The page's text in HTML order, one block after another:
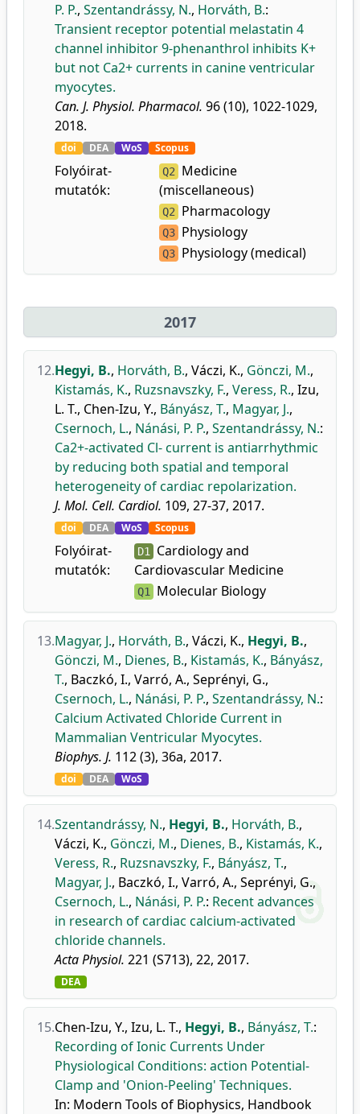
P. P., Szentandrássy, N., Horváth, B.:
Transient receptor potential melastatin 4
channel inhibitor 9-phenanthrol inhibits K+
but not Ca2+ currents in canine ventricular
myocytes.
Can. J. Physiol. Pharmacol. 96 (10), 1022-1029,
2018.
doi DEA WoS Scopus
Folyóirat-
mutatók:
Q2
Medicine
(miscellaneous)
Q2 Pharmacology
Q3 Physiology
Q3 Physiology (medical)
2017
12.Hegyi, B., Horváth, B., Váczi, K., Gönczi, M.,
Kistamás, K., Ruzsnavszky, F., Veress, R., Izu,
L. T., Chen-Izu, Y., Bányász, T., Magyar, J.,
Csernoch, L., Nánási, P. P., Szentandrássy, N.:
Ca2+-activated Cl- current is antiarrhythmic
by reducing both spatial and temporal
heterogeneity of cardiac repolarization.
J. Mol. Cell. Cardiol. 109, 27-37, 2017.
doi DEA WoS Scopus
Folyóirat-
mutatók:
D1 Cardiology and
Cardiovascular Medicine
Q1 Molecular Biology
13.Magyar, J., Horváth, B., Váczi, K., Hegyi, B.,
Gönczi, M., Dienes, B., Kistamás, K., Bányász,
T., Baczkó, I., Varró, A., Seprényi, G.,
Csernoch, L., Nánási, P. P., Szentandrássy, N.:
Calcium Activated Chloride Current in
Mammalian Ventricular Myocytes.
Biophys. J. 112 (3), 36a, 2017.
doi DEA WoS
14.Szentandrássy, N., Hegyi, B., Horváth, B.,
Váczi, K., Gönczi, M., Dienes, B., Kistamás, K.,
Veress, R., Ruzsnavszky, F., Bányász, T.,
Magyar, J., Baczkó, I., Varró, A., Seprényi, G.,
Csernoch, L., Nánási, P. P.: Recent advances
in research of cardiac calcium-activated
chloride channels.
Acta Physiol. 221 (S713), 22, 2017.
DEA
15.Chen-Izu, Y., Izu, L. T., Hegyi, B., Bányász, T.:
Recording of Ionic Currents Under
Physiological Conditions: action Potential-
Clamp and 'Onion-Peeling' Techniques.
In: Modern Tools of Biophysics, Handbook